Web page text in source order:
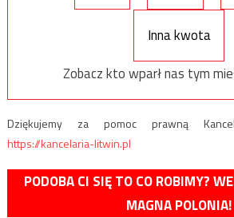
Inna kwota
Zobacz kto wparł nas tym
Dziękujemy za pomoc prawną
https://kancelaria-litwin.pl
PODOBA CI SIĘ TO CO ROBIMY?
MAGNA POLONIA!